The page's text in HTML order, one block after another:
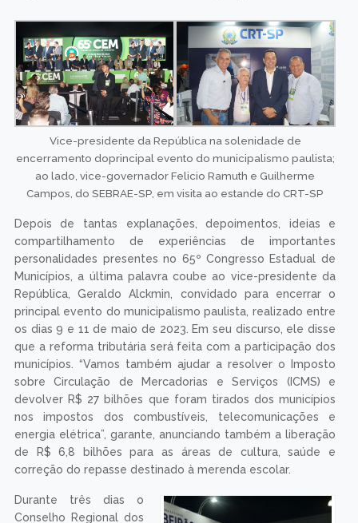
Vice-presidente da República na solenidade de
encerramento doprincipal evento do municipalismo paulista;
ao lado, vice-governador Felicio Ramuth e Guilherme
Campos, do SEBRAE-SP, em visita ao estande do CRT-SP
Depois de tantas explanações, depoimentos, ideias e
compartilhamento de experiências de importantes
personalidades presentes no 65º Congresso Estadual de
Municípios, a última palavra coube ao vice-presidente da
República, Geraldo Alckmin, convidado para encerrar o
principal evento do municipalismo paulista, realizado entre
os dias 9 e 11 de maio de 2023. Em seu discurso, ele disse
que a reforma tributária será feita com a participação dos
municípios. “Vamos também ajudar a resolver o Imposto
sobre Circulação de Mercadorias e Serviços (ICMS) e
devolver R$ 27 bilhões que foram tirados dos municípios
nos impostos dos combustíveis, telecomunicações e
energia elétrica”, garante, anunciando também a liberação
de R$ 6,8 bilhões para as áreas de cultura, saúde e
correção do repasse destinado à merenda escolar.
Durante três dias o
Conselho Regional dos